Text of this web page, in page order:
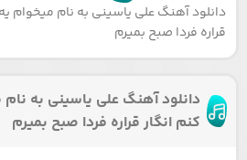
دانلود آهنگ علی یاسینی به نام میخوام
قراره فردا صبح بمیرم
دانلود آهنگ علی یاسینی به
کنم انگار قراره فردا صبح بمیرم